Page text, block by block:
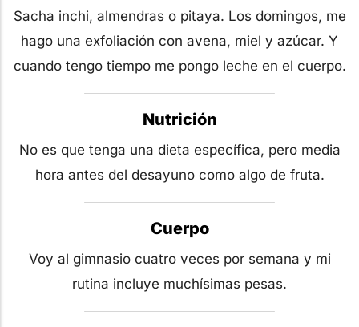
Sacha inchi, almendras o pitaya. Los domingos, me
hago una exfoliación con avena, miel y azúcar. Y
cuando tengo tiempo me pongo leche en el cuerpo.
Nutrición
No es que tenga una dieta específica, pero media
hora antes del desayuno como algo de fruta.
Cuerpo
Voy al gimnasio cuatro veces por semana y mi
rutina incluye muchísimas pesas.